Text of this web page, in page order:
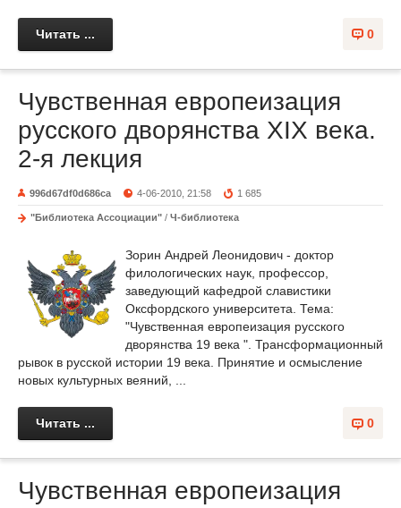
0
Читать ...
Чувственная европеизация
русского дворянства ХIХ века.
2-я лекция
996d67df0d686ca 4-06-2010, 21:58 1 685
"Библиотека Ассоциации" / Ч-библиотека
Зорин Андрей Леонидович - доктор
филологических наук, профессор,
заведующий кафедрой славистики
Оксфордского университета. Тема:
"Чувственная европеизация русского
дворянства 19 века ". Трансформационный
рывок в русской истории 19 века. Принятие и осмысление
новых культурных веяний, ...
0
Читать ...
Чувственная европеизация